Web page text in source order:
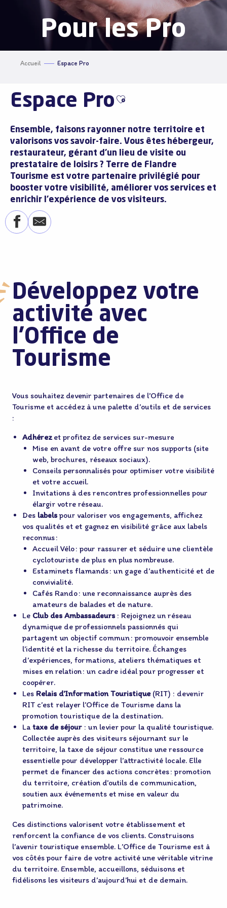
Pour les Pro
Accueil Espace Pro
Espace Pro Ajouter aux favoris
Ensemble, faisons rayonner notre territoire et
valorisons vos savoir-faire. Vous êtes hébergeur,
restaurateur, gérant d’un lieu de visite ou
prestataire de loisirs ? Terre de Flandre
Tourisme est votre partenaire privilégié pour
booster votre visibilité, améliorer vos services et
enrichir l’expérience de vos visiteurs.
Développez votre
activité avec
l’Office de
Tourisme
Vous souhaitez devenir partenaires de l’Office de
Tourisme et accédez à une palette d’outils et de services
:
Adhérezet profitez de services sur-mesure
Mise en avant de votre offre sur nos supports (site
web, brochures, réseaux sociaux).
Conseils personnalisés pour optimiser votre visibilité
et votre accueil.
Invitations à des rencontres professionnelles pour
élargir votre réseau.
Des labelspour valoriser vos engagements, affichez
vos qualités et et gagnez en visibilité grâce aux labels
reconnus :
Accueil Vélo : pour rassurer et séduire une clientèle
cyclotouriste de plus en plus nombreuse.
Estaminets flamands : un gage d’authenticité et de
convivialité.
Cafés Rando : une reconnaissance auprès des
amateurs de balades et de nature.
Le Club des Ambassadeurs: Rejoignez un réseau
dynamique de professionnels passionnés qui
partagent un objectif commun : promouvoir ensemble
l’identité et la richesse du territoire. Échanges
d’expériences, formations, ateliers thématiques et
mises en relation : un cadre idéal pour progresser et
coopérer.
Les Relais d’Information Touristique(RIT) : devenir
RIT c’est relayer l’Office de Tourisme dans la
promotion touristique de la destination.
La taxe de séjour : un levier pour la qualité touristique.
Collectée auprès des visiteurs séjournant sur le
territoire, la taxe de séjour constitue une ressource
essentielle pour développer l’attractivité locale. Elle
permet de financer des actions concrètes : promotion
du territoire, création d’outils de communication,
soutien aux événements et mise en valeur du
patrimoine.
Ces distinctions valorisent votre établissement et
renforcent la confiance de vos clients. Construisons
l’avenir touristique ensemble. L’Office de Tourisme est à
vos côtés pour faire de votre activité une véritable vitrine
du territoire. Ensemble, accueillons, séduisons et
fidélisons les visiteurs d’aujourd’hui et de demain.